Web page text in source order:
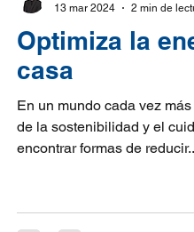
Optimiza la
casa
En un mundo cada vez
de la sostenibilidad y el
encontrar formas de
13 mar 2024
2 min de